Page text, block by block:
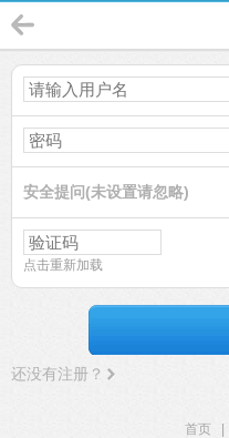
安全提问(未设置请忽略)
点击重新加载
还没有注册？
首页